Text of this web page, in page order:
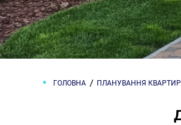
ГОЛОВНА ПЛАНУВАННЯ КВАРТИР